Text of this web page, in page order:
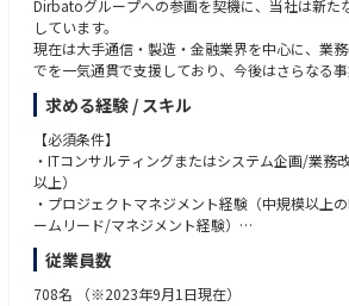
【今後の展望（成長領域）
・侵入前提のレジリエンス設計：防御に加え、
防止までをBCP/DRと統合。
・ゼロトラストの実装・定着：ID起点に端末・
グを一貫設計し、運用改善まで担う力が重要。
・KPI化と自動化の加速：MTTD/MTTR等を可視
準化・省力化。セキュリティは工学化へ。
・サプライチェーン/グローバル対応：委託先を
応が前提となり、企業間連携と標準化が進展。
Dirbatoグループへの参画を契機に、当社は新た
しています。
現在は大手通信・製造・金融業界を中心に、業
でを一気通貫で支援しており、今後はさらなる
ェクトの推進を担うリーダー層の強化を進めてい
その事業中核を担うシニアマネージャー・パー
ロジェクトのデリバリー統括やクライアント経
お任せします。
HP掲載：https://www.ambl.co.jp/news/detail/
当社のITコンサルティング部門における事業戦略
ントの中核を担います。
求める経験 / スキル
【必須条件】
・ITコンサルティングまたはシステム企画/業務
以上）
・プロジェクトマネジメント経験（中規模以上
ームリード/マネジメント経験）
・クライアント折衝/課題整理/提案経験。
【歓迎条件】
従業員数
708名 （※2023年9月1日現在）